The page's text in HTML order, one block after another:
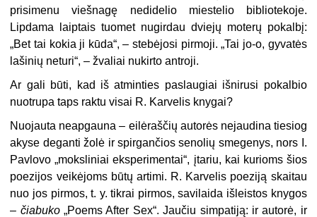
prisimenu viešnagę nedidelio miestelio bibliotekoje.
Lipdama laiptais tuomet nugirdau dviejų moterų pokalbį:
„Bet tai kokia ji kūda“, – stebėjosi pirmoji. „Tai jo-o, gyvatės
lašinių neturi“, – žvaliai nukirto antroji.
Ar gali būti, kad iš atminties paslaugiai išnirusi pokalbio
nuotrupa taps raktu visai R. Karvelis knygai?
Nuojauta neapgauna – eilėraščių autorės nejaudina tiesiog
akyse deganti žolė ir spirgančios senolių smegenys, nors I.
Pavlovo „moksliniai eksperimentai“, įtariu, kai kurioms šios
poezijos veikėjoms būtų artimi. R. Karvelis poeziją skaitau
nuo jos pirmos, t. y. tikrai pirmos, savilaida išleistos knygos
– čiabuko„Poems After Sex“. Jaučiu simpatiją: ir autorė, ir